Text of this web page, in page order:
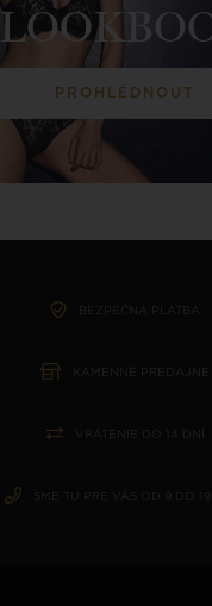
PROHLÉDNOUT